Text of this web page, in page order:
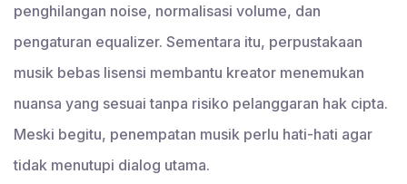
penghilangan noise, normalisasi volume, dan
pengaturan equalizer. Sementara itu, perpustakaan
musik bebas lisensi membantu kreator menemukan
nuansa yang sesuai tanpa risiko pelanggaran hak cipta.
Meski begitu, penempatan musik perlu hati-hati agar
tidak menutupi dialog utama.